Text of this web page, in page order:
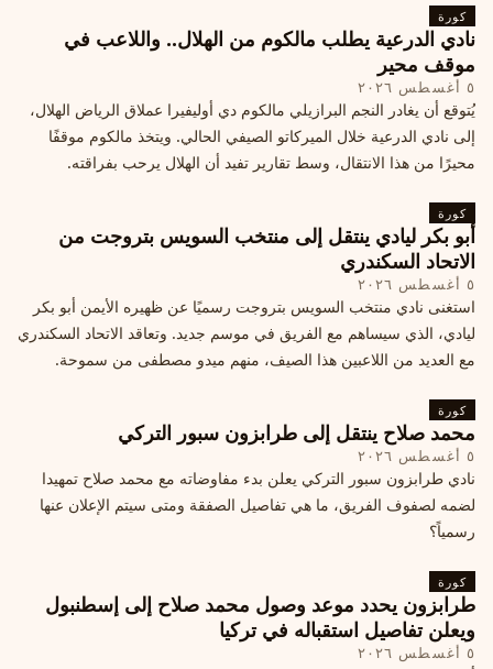
كورة
نادي الدرعية يطلب مالكوم من الهلال.. واللاعب في
موقف محير
٥ أغسطس ٢٠٢٦
يُتوقع أن يغادر النجم البرازيلي مالكوم دي أوليفيرا عملاق الرياض الهلال،
إلى نادي الدرعية خلال الميركاتو الصيفي الحالي. ويتخذ مالكوم موقفًا
محيرًا من هذا الانتقال، وسط تقارير تفيد أن الهلال يرحب بفراقته.
كورة
أبو بكر ليادي ينتقل إلى منتخب السويس بتروجت من
الاتحاد السكندري
٥ أغسطس ٢٠٢٦
استغنى نادي منتخب السويس بتروجت رسميًا عن ظهيره الأيمن أبو بكر
ليادي، الذي سيساهم مع الفريق في موسم جديد. وتعاقد الاتحاد السكندري
مع العديد من اللاعبين هذا الصيف، منهم ميدو مصطفى من سموحة.
كورة
محمد صلاح ينتقل إلى طرابزون سبور التركي
٥ أغسطس ٢٠٢٦
نادي طرابزون سبور التركي يعلن بدء مفاوضاته مع محمد صلاح تمهيدا
لضمه لصفوف الفريق، ما هي تفاصيل الصفقة ومتى سيتم الإعلان عنها
رسمياً؟
كورة
طرابزون يحدد موعد وصول محمد صلاح إلى إسطنبول
ويعلن تفاصيل استقباله في تركيا
٥ أغسطس ٢٠٢٦